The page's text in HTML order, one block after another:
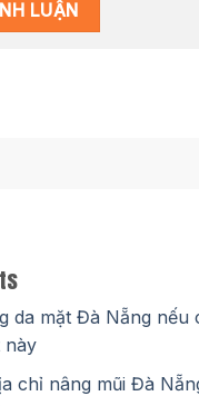
da mặt Đà Nẵng nếu
này
chỉ nâng mũi Đà